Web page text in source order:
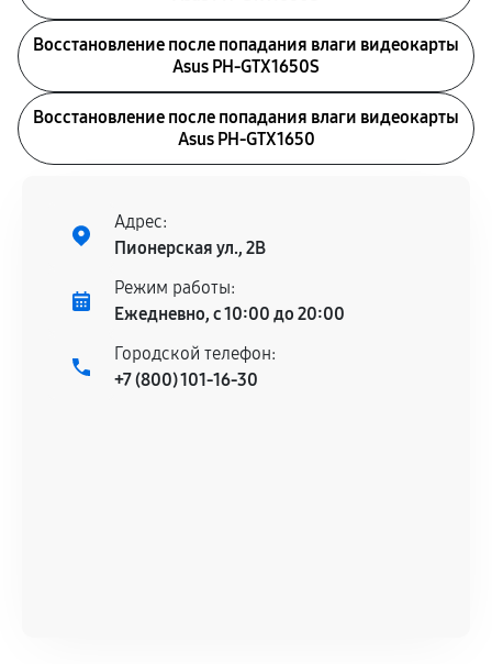
Восстановление после попадания влаги видеокарты
Asus PH-GTX1650S
Восстановление после попадания влаги видеокарты
Asus PH-GTX1650
Адрес:
Пионерская ул., 2В
Режим работы:
Ежедневно, с 10:00 до 20:00
Городской телефон:
+7 (800) 101-16-30